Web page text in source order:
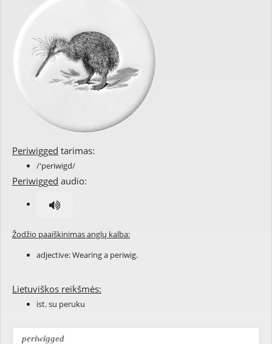
Periwigged tarimas:
/'periwigd/
Periwigged audio:
Žodžio paaiškinimas anglų kalba:
adjective: Wearing a periwig.
Lietuviškos reikšmės:
ist. su peruku
periwigged